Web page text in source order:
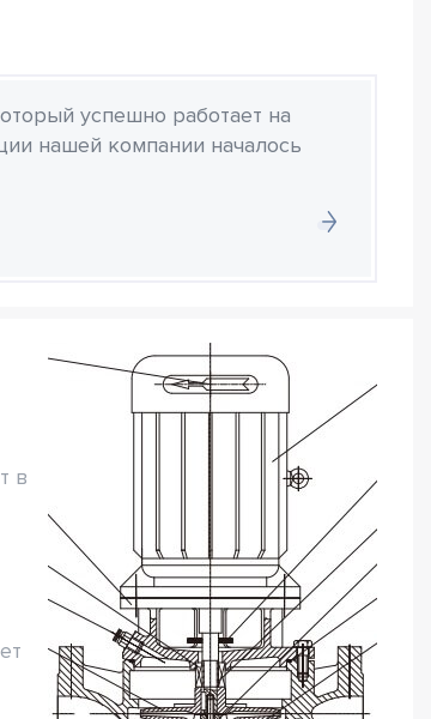
успешно работает на
нашей компании началось
в